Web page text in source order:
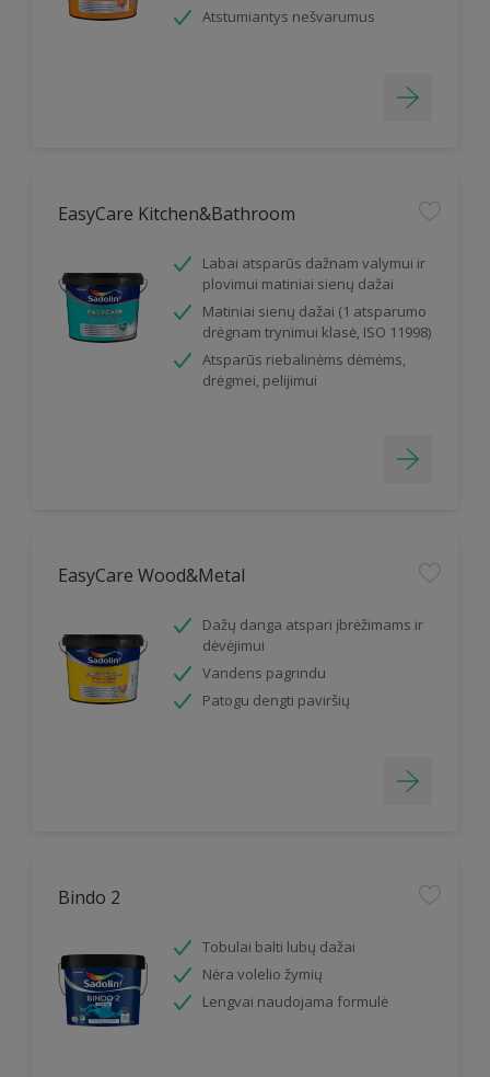
Atstumiantys nešvarumus
EasyCare Kitchen&Bathroom
Labai atsparūs dažnam valymui ir
plovimui matiniai sienų dažai
Matiniai sienų dažai (1 atsparumo
drėgnam trynimui klasė, ISO 11998)
Atsparūs riebalinėms dėmėms,
drėgmei, pelijimui
EasyCare Wood&Metal
Dažų danga atspari įbrėžimams ir
dėvėjimui
Vandens pagrindu
Patogu dengti paviršių
Bindo 2
Tobulai balti lubų dažai
Nėra volelio žymių
Lengvai naudojama formulė